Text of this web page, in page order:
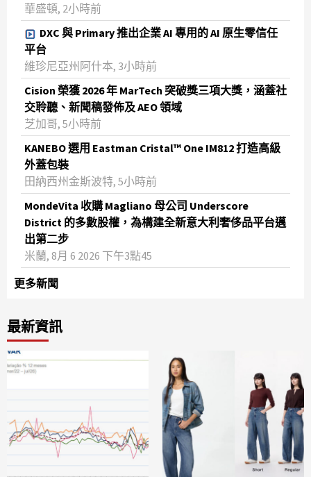
華盛頓, 2小時前
DXC 與 Primary 推出企業 AI 專用的 AI 原生零信任
平台
維珍尼亞州阿什本, 3小時前
Cision 榮獲 2026 年 MarTech 突破獎三項大獎，涵蓋社
交聆聽、新聞稿發佈及 AEO 領域
芝加哥, 5小時前
KANEBO 選用 Eastman Cristal™ One IM812 打造高級
外蓋包裝
田納西州金斯波特, 5小時前
MondeVita 收購 Magliano 母公司 Underscore
District 的多數股權，為構建全新意大利奢侈品平台邁
出第二步
米蘭, 8月 6 2026 下午3點45
更多新聞
最新資訊